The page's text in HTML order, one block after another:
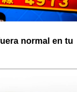
normal en tu